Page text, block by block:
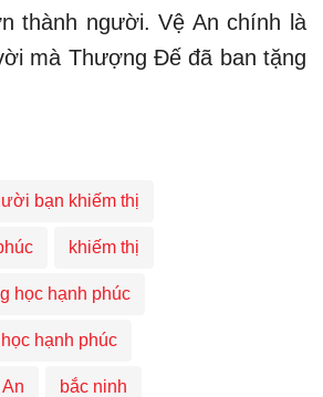
thành người. Vệ An chính là
mà Thượng Đế đã ban tặng
bạn khiếm thị
khiếm thị
học hạnh phúc
hạnh phúc
bắc ninh